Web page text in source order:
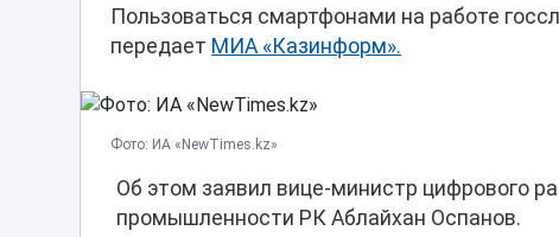
Пользоваться смартфонами на работе
передает МИА «Казинформ».
Фото: ИА «NewTimes.kz»
Об этом заявил вице-министр цифрового
промышленности РК Аблайхан Оспанов.